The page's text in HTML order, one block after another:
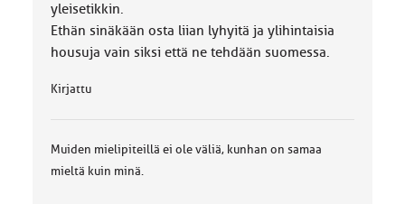
yleisetikkin.
Ethän sinäkään osta liian lyhyitä ja ylihintaisia
housuja vain siksi että ne tehdään suomessa.
Kirjattu
Muiden mielipiteillä ei ole väliä, kunhan on samaa
mieltä kuin minä.